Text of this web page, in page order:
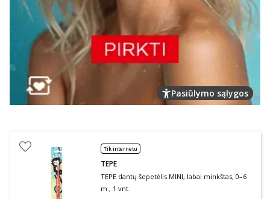
Pasiūlymo sąlygos
Tik internetu
TEPE
TEPE dantų šepetėlis MINI, labai minkštas, 0–6
m., 1 vnt.